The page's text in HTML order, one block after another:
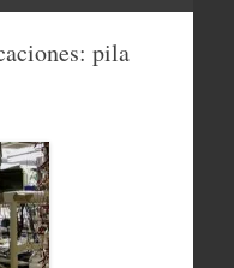
pila